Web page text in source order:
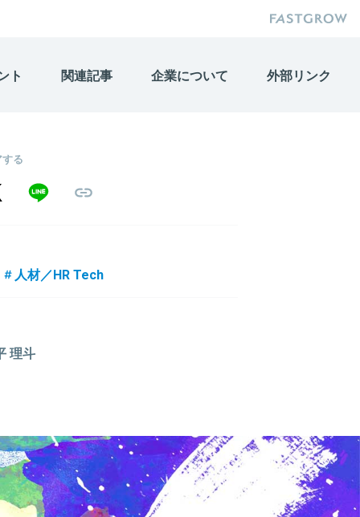
ト 関連記事 企業について 外部リンク
る
人材／HR Tech
理斗